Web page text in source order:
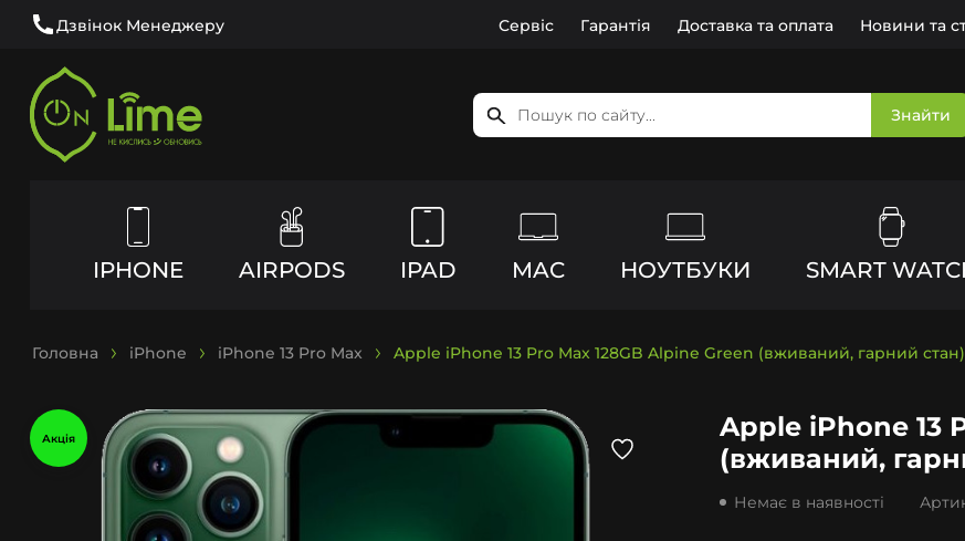
Дзвінок Менеджеру Сервіс Гарантія Доставка та оплата Новини та
Знайти
IPHONE AIRPODS IPAD MAC НОУТБУКИ SMART
Головна iPhone iPhone 13 Pro Max Apple iPhone 13 Pro Max 128GB Alpine Green (вживаний, гарний
Акція
Apple iPhone 13
(вживаний,
Немає в наявності